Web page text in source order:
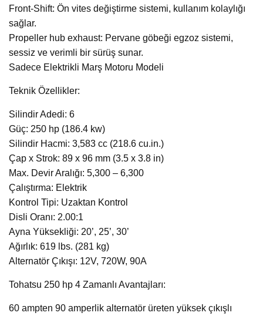
Front-Shift: Ön vites değiştirme sistemi, kullanım kolaylığı
sağlar.
Propeller hub exhaust: Pervane göbeği egzoz sistemi,
sessiz ve verimli bir sürüş sunar.
Sadece Elektrikli Marş Motoru Modeli
Teknik Özellikler:
Silindir Adedi: 6
Güç: 250 hp (186.4 kw)
Silindir Hacmi: 3,583 cc (218.6 cu.in.)
Çap x Strok: 89 x 96 mm (3.5 x 3.8 in)
Max. Devir Aralığı: 5,300 – 6,300
Çalıştırma: Elektrik
Kontrol Tipi: Uzaktan Kontrol
Disli Oranı: 2.00:1
Ayna Yüksekliği: 20’, 25’, 30’
Ağırlık: 619 lbs. (281 kg)
Alternatör Çıkışı: 12V, 720W, 90A
Tohatsu 250 hp 4 Zamanlı Avantajları:
60 ampten 90 amperlik alternatör üreten yüksek çıkışlı